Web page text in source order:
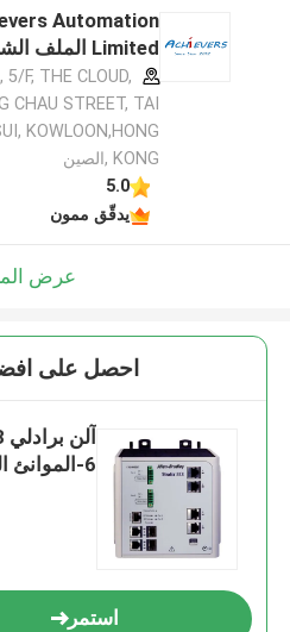
Automation
Limited الملف الشركة المصنعة
5/F, THE CLOUD,
CHAU STREET, TAI
KOWLOON,HONG
KONG ,الصين
5.0
يدقّق ممون
عرض
احصل على
6-الموانئ المدارة التبديل للصناعية
استمر